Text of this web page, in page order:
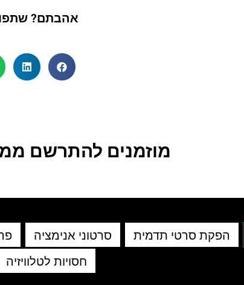
אהבתם?
מוזמנים להתרשם
הפקת סרטי תדמית סרטוני אנימציה
חסויות לטלוויזיה